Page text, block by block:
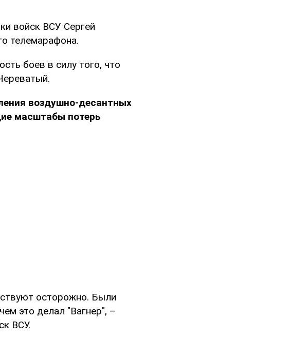
войск ВСУ Сергей
телемарафона.
боев в силу того, что
воздушно-десантных
масштабы потерь
осторожно. Были
это делал "Вагнер", –
ВСУ.